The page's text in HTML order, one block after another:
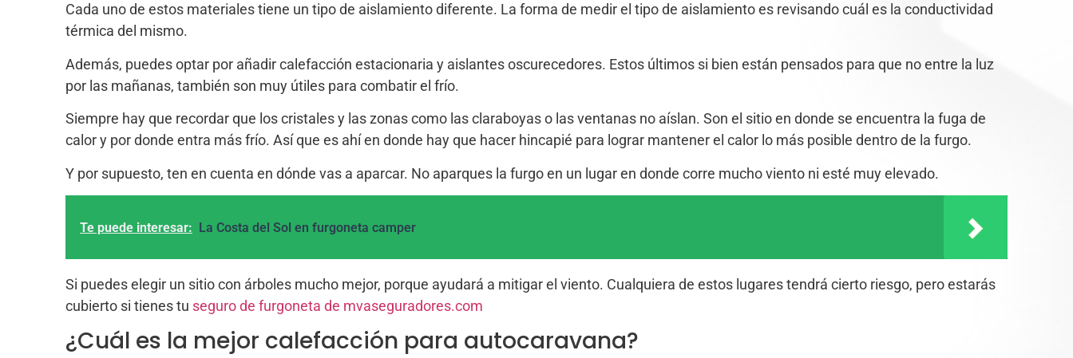
Cada uno de estos materiales tiene un tipo de aislamiento diferente. La forma de medir el tipo de aislamiento es revisando cuál es la conductividad
térmica del mismo.
Además, puedes optar por añadir calefacción estacionaria y aislantes oscurecedores. Estos últimos si bien están pensados para que no entre la luz
por las mañanas, también son muy útiles para combatir el frío.
Siempre hay que recordar que los cristales y las zonas como las claraboyas o las ventanas no aíslan. Son el sitio en donde se encuentra la fuga de
calor y por donde entra más frío. Así que es ahí en donde hay que hacer hincapié para lograr mantener el calor lo más posible dentro de la furgo.
Y por supuesto, ten en cuenta en dónde vas a aparcar. No aparques la furgo en un lugar en donde corre mucho viento ni esté muy elevado.
Te puede interesar: La Costa del Sol en furgoneta camper
Si puedes elegir un sitio con árboles mucho mejor, porque ayudará a mitigar el viento. Cualquiera de estos lugares tendrá cierto riesgo, pero estarás
cubierto si tienes tu seguro de furgoneta de mvaseguradores.com
¿Cuál es la mejor calefacción para autocaravana?